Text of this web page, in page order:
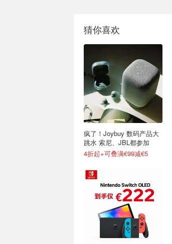
猜你喜欢
疯了！Joybuy 数码产品大
跳水 索尼、JBL都参加
4折起+可叠满€99减€5